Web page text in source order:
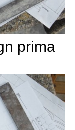
prima